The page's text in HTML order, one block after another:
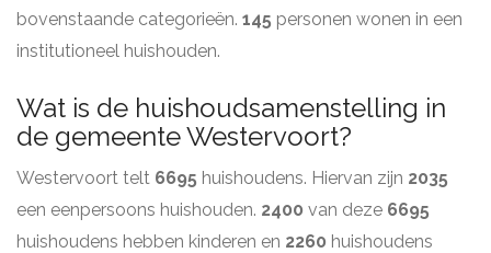
bovenstaande categorieën. 145 personen wonen in een
institutioneel huishouden.
Wat is de huishoudsamenstelling in
de gemeente Westervoort?
Westervoort telt 6695 huishoudens. Hiervan zijn 2035
een eenpersoons huishouden. 2400 van deze 6695
huishoudens hebben kinderen en 2260 huishoudens